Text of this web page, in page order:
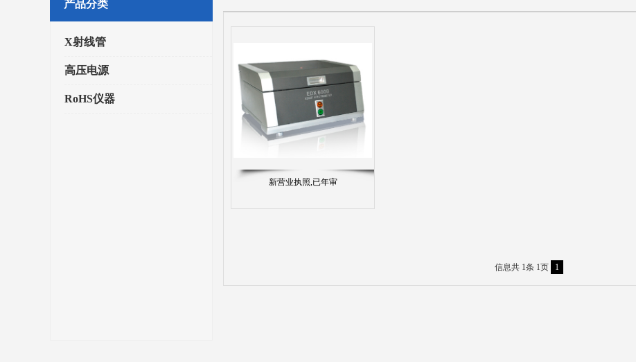
产品分类
X射线管
高压电源
RoHS仪器
新营业执照,已年审
信息共 1条 1页 1